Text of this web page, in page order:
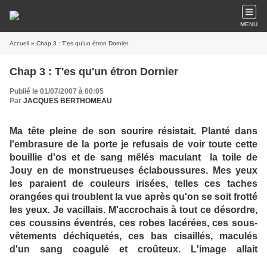
MENU
Accueil » Chap 3 : T'es qu'un étron Dornier
Chap 3 : T'es qu'un étron Dornier
Publié le 01/07/2007 à 00:05
Par JACQUES BERTHOMEAU
Ma tête pleine de son sourire résistait. Planté dans
l'embrasure de la porte je refusais de voir toute cette
bouillie d'os et de sang mêlés maculant la toile de
Jouy en de monstrueuses éclaboussures. Mes yeux
les paraient de couleurs irisées, telles ces taches
orangées qui troublent la vue après qu'on se soit frotté
les yeux. Je vacillais. M'accrochais à tout ce désordre,
ces coussins éventrés, ces robes lacérées, ces sous-
vêtements déchiquetés, ces bas cisaillés, maculés
d'un sang coagulé et croûteux. L'image allait